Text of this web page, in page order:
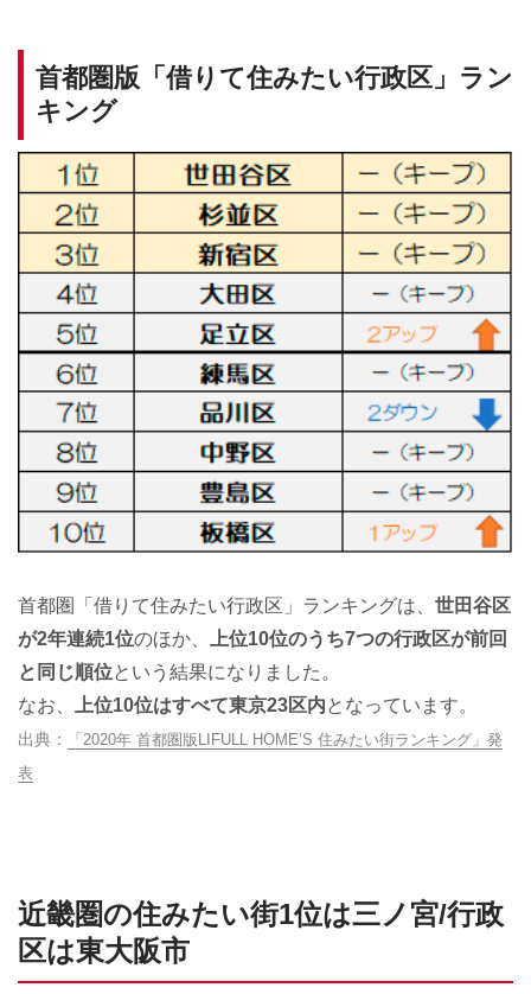
首都圏版「借りて住みたい行政区」ラン
キング
首都圏「借りて住みたい行政区」ランキングは、 世田谷区
が2年連続1位のほか、
上位10位のうち7つの行政区が前回
と同じ順位という結果になりました。
なお、
上位10位はすべて東京23区内となっています。
「2020年 首都圏版LIFULL HOME’S 住みたい街ランキング」発
表
近畿圏の住みたい街1位は三ノ宮/行政
区は東大阪市